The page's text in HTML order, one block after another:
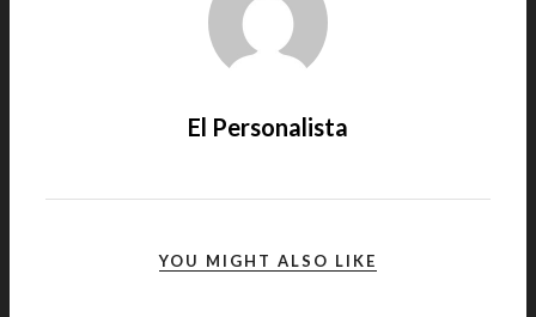
El Personalista
YOU MIGHT ALSO LIKE